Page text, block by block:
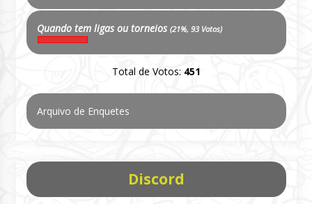
Quando tem ligas ou torneios (21%, 93 Votos)
Total de Votos: 451
Arquivo de Enquetes
Discord